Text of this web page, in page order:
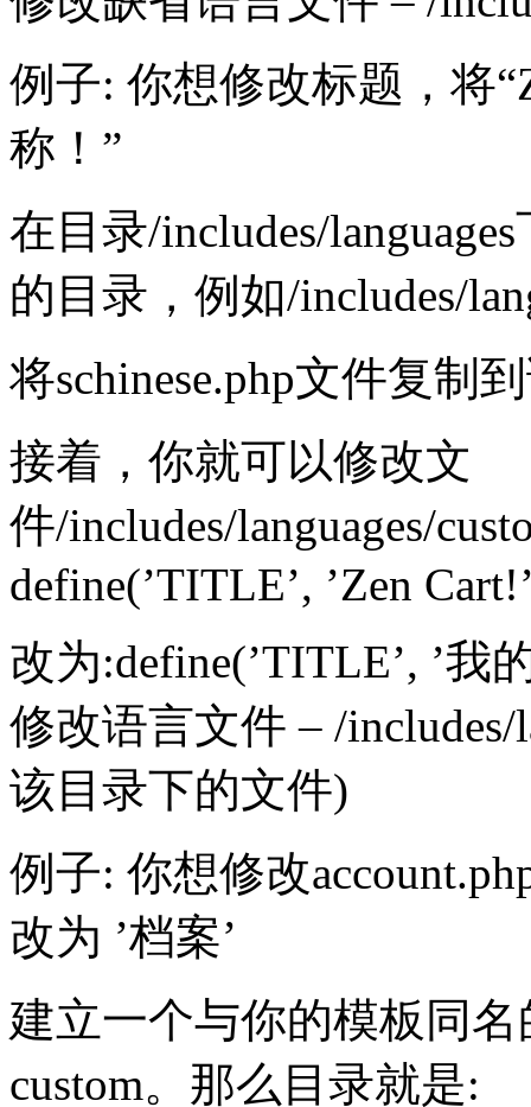
例子: 你想修改标题，将
称！”
在目录/includes/
的目录，例如/includes/
将schinese.php文件复制
接着，你就可以修改文
件/includes/languages/
define(’TITLE’, ’Zen
改为:define(’TITLE’, ’
修改语言文件 – /includes/
该目录下的文件)
例子: 你想修改
改为 ’档案’
建立一个与你的模板同
custom。那么目录就是: